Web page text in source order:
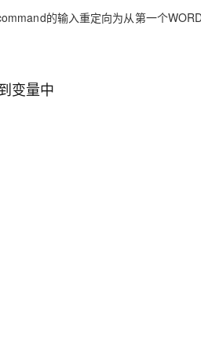
的输入重定向为从第一个
变量中